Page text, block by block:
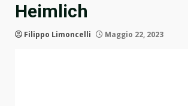
Heimlich
Filippo Limoncelli Maggio 22, 2023